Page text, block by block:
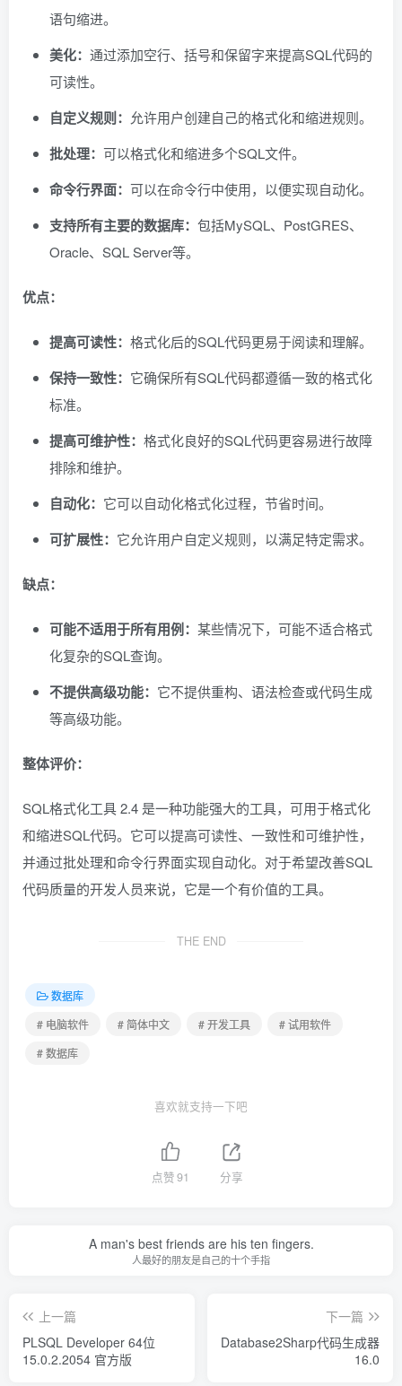
语句缩进。
美化： 通过添加空行、括号和保留字来提高SQL代码的
可读性。
自定义规则： 允许用户创建自己的格式化和缩进规则。
批处理： 可以格式化和缩进多个SQL文件。
命令行界面： 可以在命令行中使用，以便实现自动化。
支持所有主要的数据库： 包括MySQL、PostGRES、
Oracle、SQL Server等。
优点：
提高可读性： 格式化后的SQL代码更易于阅读和理解。
保持一致性： 它确保所有SQL代码都遵循一致的格式化
标准。
提高可维护性： 格式化良好的SQL代码更容易进行故障
排除和维护。
自动化： 它可以自动化格式化过程，节省时间。
可扩展性： 它允许用户自定义规则，以满足特定需求。
缺点：
可能不适用于所有用例： 某些情况下，可能不适合格式
化复杂的SQL查询。
不提供高级功能： 它不提供重构、语法检查或代码生成
等高级功能。
整体评价：
SQL格式化工具 2.4 是一种功能强大的工具，可用于格式化
和缩进SQL代码。它可以提高可读性、一致性和可维护性，
并通过批处理和命令行界面实现自动化。对于希望改善SQL
代码质量的开发人员来说，它是一个有价值的工具。
THE END
数据库
# 电脑软件
# 简体中文 # 开发工具
# 试用软件
# 数据库
喜欢就支持一下吧
点赞91 分享
A man's best friends are his ten fingers.
人最好的朋友是自己的十个手指
上一篇
PLSQL Developer 64位
15.0.2.2054 官方版
下一篇
Database2Sharp代码生成器
16.0